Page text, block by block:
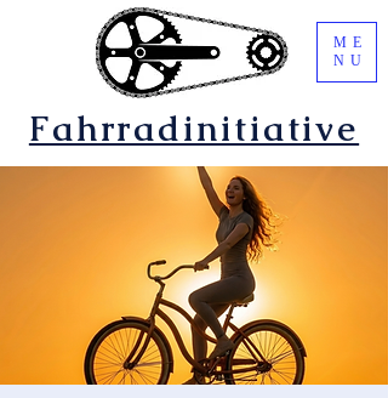
Fahrradinitiative
ME
NU